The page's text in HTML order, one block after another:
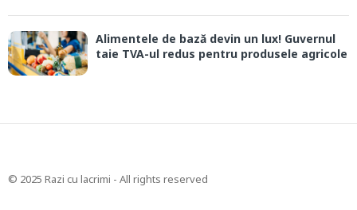
Alimentele de bază devin un lux! Guvernul
taie TVA-ul redus pentru produsele agricole
© 2025 Razi cu lacrimi - All rights reserved